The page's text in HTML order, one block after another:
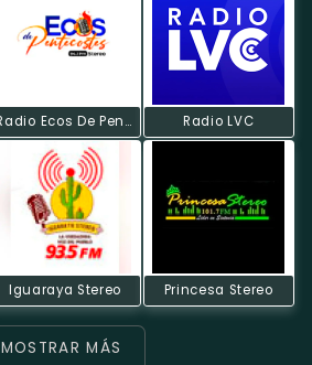
Radio Ecos De Pentecostés Radio LVC
Iguaraya Stereo Princesa Stereo
MOSTRAR MÁS